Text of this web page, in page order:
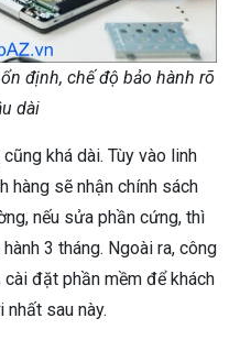
định, chế độ bảo hành rõ
dài
khá dài. Tùy vào linh
hàng sẽ nhận chính sách
nếu sửa phần cứng, thì
3 tháng. Ngoài ra, công
đặt phần mềm để khách
nhất sau này.